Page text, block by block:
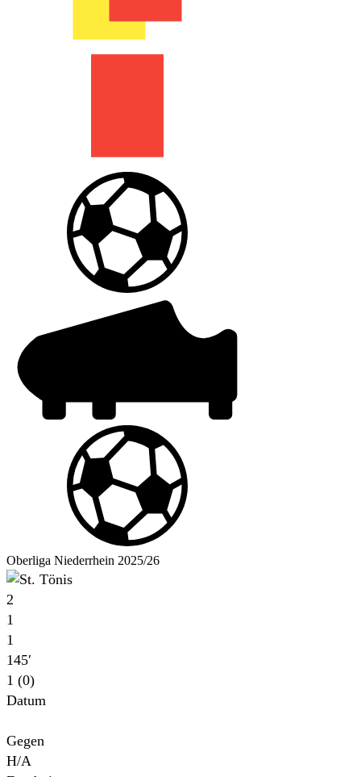
Oberliga Niederrhein 2025/26
2
1
1
145′
1 (0)
Datum
Gegen
H/A